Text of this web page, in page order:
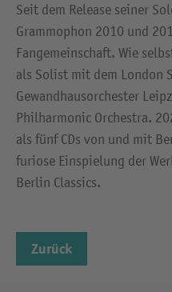
Seit dem Release seiner
Grammophon 2010 und
Fangemeinschaft. Wie
als Solist mit dem London
Gewandhausorchester
Philharmonic Orchestra.
als fünf CDs von und mit
furiose Einspielung der
Berlin Classics.
Zurück